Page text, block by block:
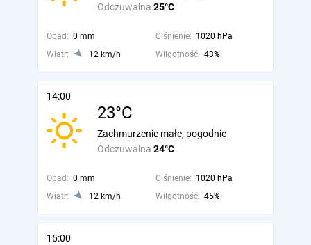
Odczuwalna 25°C
Opad: 0 mm Ciśnienie: 1020 hPa
Wiatr:
12 km/h Wilgotność: 43%
14:00
23°C
Odczuwalna 24°C
Zachmurzenie małe, pogodnie
Opad: 0 mm Ciśnienie: 1020 hPa
Wiatr:
12 km/h Wilgotność: 45%
15:00